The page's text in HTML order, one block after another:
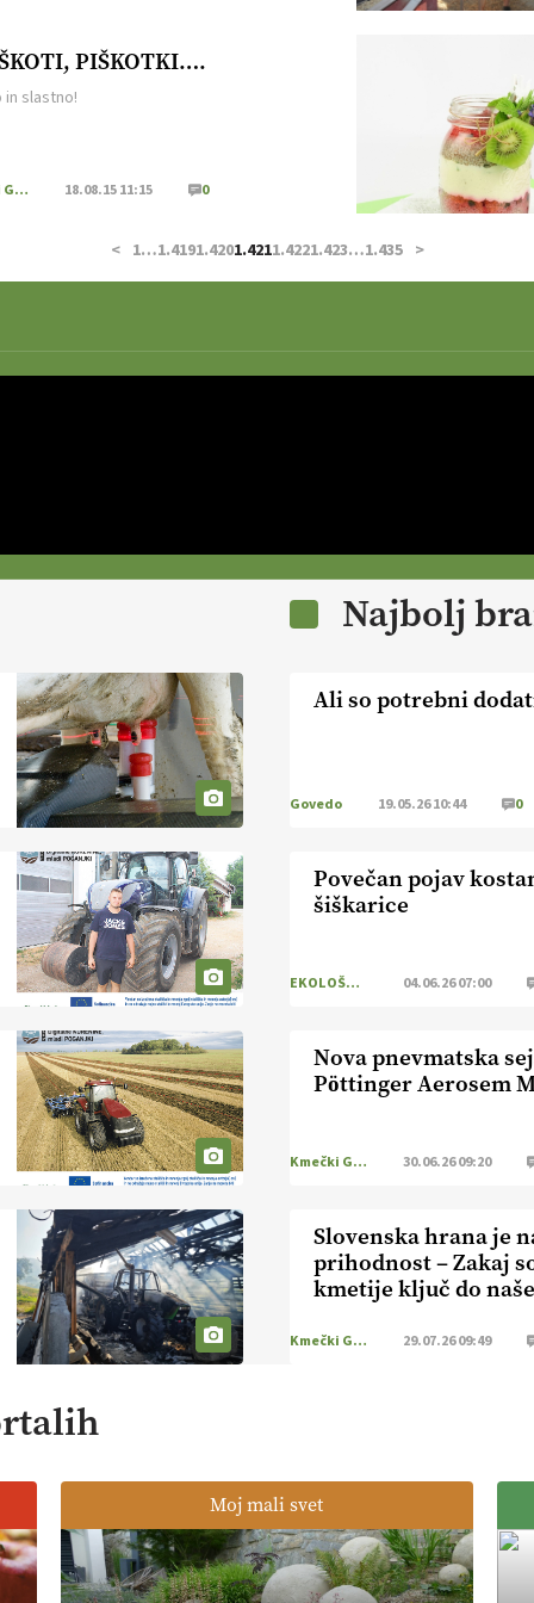
PIŠKOTKI….
in slastno!
Kmečki Glas 18.08.15 11:15 0
< 1…1.4191.4201.4211.4221.423…1.435 >
Najbolj
Ali so potrebni
Govedo 19.05.26 10:44 0
Povečan pojav
šiškarice
EKOLOŠKO LOGIČNO 04.06.26 07:00
Nova pnevmatska
Pöttinger Aerosem
Kmečki Glas 30.06.26 09:20
Slovenska hrana je
prihodnost – Zakaj
kmetije ključ do
Kmečki Glas 29.07.26 09:49
Moj mali svet